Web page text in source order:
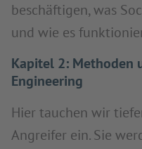
beschäftigen, was
und wie es
Kapitel 2: Methoden
Engineering
Hier tauchen wir
Angreifer ein. Sie